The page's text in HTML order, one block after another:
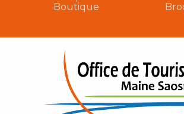
Boutique